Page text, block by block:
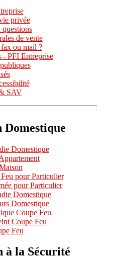
privée
de vente
ou mail ?
- PFI Entreprise
SAV
Domestique
pour Particulier
pour Particulier
Domestique
Domestique
Coupe Feu
Coupe Feu
Feu
à la Sécurité